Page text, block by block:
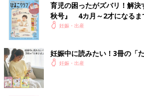
育児の困ったがズバリ！解
秋号』 4カ月～2才になるま
いっぱい！
妊娠・出産
妊娠中に読みたい！3冊の「
妊娠・出産